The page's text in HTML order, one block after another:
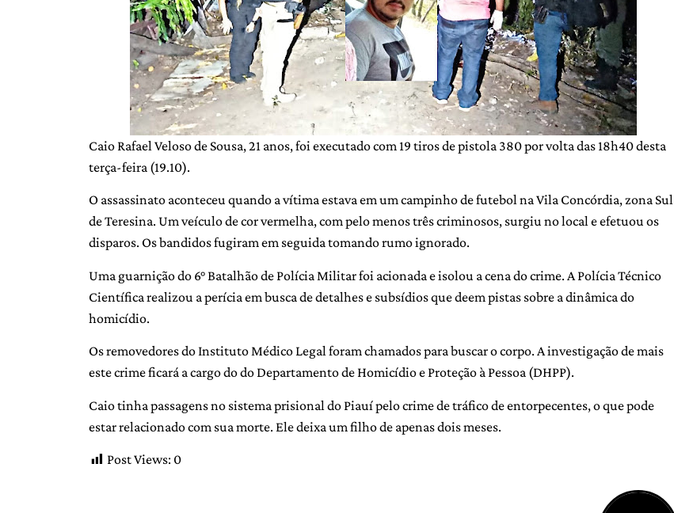
Caio Rafael Veloso de Sousa, 21 anos, foi executado com 19 tiros de pistola 380 por volta das 18h40 desta
terça-feira (19.10).
O assassinato aconteceu quando a vítima estava em um campinho de futebol na Vila Concórdia, zona Sul
de Teresina. Um veículo de cor vermelha, com pelo menos três criminosos, surgiu no local e efetuou os
disparos. Os bandidos fugiram em seguida tomando rumo ignorado.
Uma guarnição do 6° Batalhão de Polícia Militar foi acionada e isolou a cena do crime. A Polícia Técnico
Científica realizou a perícia em busca de detalhes e subsídios que deem pistas sobre a dinâmica do
homicídio.
Os removedores do Instituto Médico Legal foram chamados para buscar o corpo. A investigação de mais
este crime ficará a cargo do do Departamento de Homicídio e Proteção à Pessoa (DHPP).
Caio tinha passagens no sistema prisional do Piauí pelo crime de tráfico de entorpecentes, o que pode
estar relacionado com sua morte. Ele deixa um filho de apenas dois meses.
Post Views: 0